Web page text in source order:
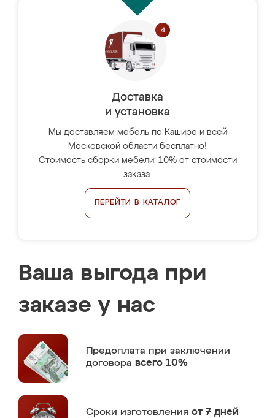
Доставка
и установка
Мы доставляем мебель по Кашире и всей
Московской области бесплатно!
Стоимость сборки мебели: 10% от стоимости
заказа.
ПЕРЕЙТИ В КАТАЛОГ
Ваша выгода при
заказе у нас
Предоплата при заключении
договора всего 10%
Сроки изготовления от 7 дней